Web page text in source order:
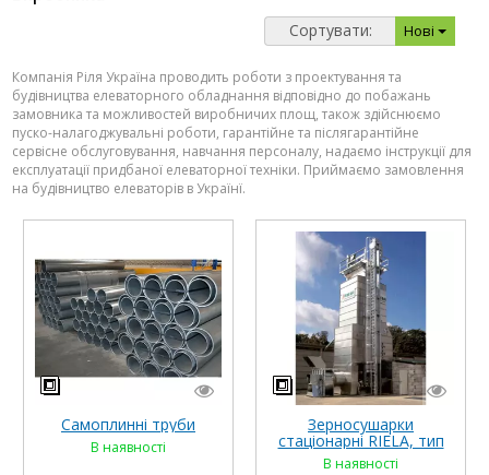
Сортувати: Нові
Компанія Ріля Україна проводить роботи з проектування та
будівництва елеваторного обладнання відповідно до побажань
замовника та можливостей виробничих площ, також здійснюємо
пуско-налагоджувальні роботи, гарантійне та післягарантійне
сервісне обслуговування, навчання персоналу, надаємо інструкції для
експлуатації придбаної елеваторної техніки. Приймаємо замовлення
на будівництво елеваторів в Українї.
Самоплинні труби
В наявності
Зерносушарки
стаціонарні RIELA, тип
GDT
В наявності